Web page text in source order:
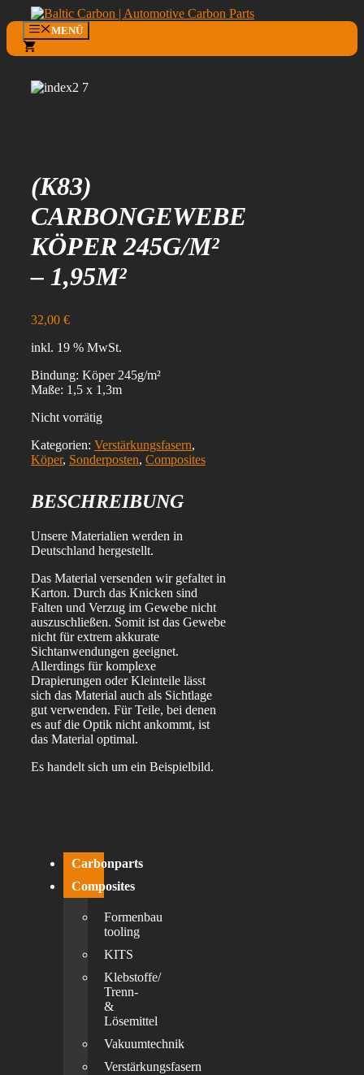
Inhalt
springen
MENÜ
(K83)
CARBONGEWEBE
KÖPER 245G/M²
– 1,95M²
32,00 €
inkl. 19 % MwSt.
Bindung: Köper 245g/m²
Maße: 1,5 x 1,3m
Nicht vorrätig
Kategorien: Verstärkungsfasern,
Köper, Sonderposten, Composites
BESCHREIBUNG
Unsere Materialien werden in
Deutschland hergestellt.
Das Material versenden wir gefaltet in
Karton. Durch das Knicken sind
Falten und Verzug im Gewebe nicht
auszuschließen. Somit ist das Gewebe
nicht für extrem akkurate
Sichtanwendungen geeignet.
Allerdings für komplexe
Drapierungen oder Kleinteile lässt
sich das Material auch als Sichtlage
gut verwenden. Für Teile, bei denen
es auf die Optik nicht ankommt, ist
das Material optimal.
Es handelt sich um ein Beispielbild.
Carbonparts
Composites
Formenbau
tooling
KITS
Klebstoffe/
Trenn-
&
Lösemittel
Vakuumtechnik
Verstärkungsfasern